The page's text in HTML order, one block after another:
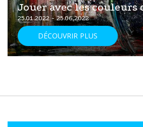
Jouer avec les couleurs
25.01.2022 - 25.06.2022
DÉCOUVRIR PLUS